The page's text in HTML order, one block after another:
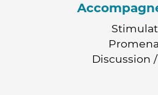
Discussion